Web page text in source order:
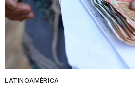
LATINOAMÉRICA